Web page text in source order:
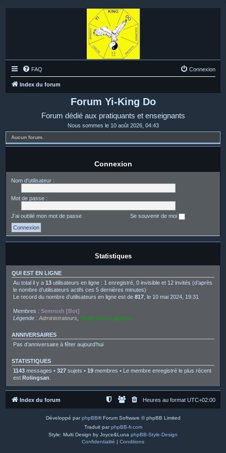
FAQ Connexion
Index du forum
Forum Yi-King Do
Forum dédié aux pratiquants et enseignants
Nous sommes le 10 août 2026, 04:43
Aucun forum.
Connexion
Nom d’utilisateur :
Mot de passe :
J’ai oublié mon mot de passe Se souvenir de moi
Statistiques
QUI EST EN LIGNE
Au total il y a 13 utilisateurs en ligne : 1 enregistré, 0 invisible et 12 invités (d’après
le nombre d’utilisateurs actifs ces 5 dernières minutes)
Le record du nombre d’utilisateurs en ligne est de 817 , le 10 mai 2024, 19:31
Membres : Semrush [Bot]
Légende : Administrateurs Modérateurs globaux
ANNIVERSAIRES
Pas d’anniversaire à fêter aujourd’hui
STATISTIQUES
1143 messages • 327 sujets • 19 membres • Le membre enregistré le plus récent
est Rolingsan
Index du forum Heures au format UTC+02:00
Développé parphpBB® Forum Software © phpBB Limited
Traduit parphpBB-fr.com
Style: Multi Design by Joyce&Luna phpBB-Style-Design
Confidentialité | Conditions